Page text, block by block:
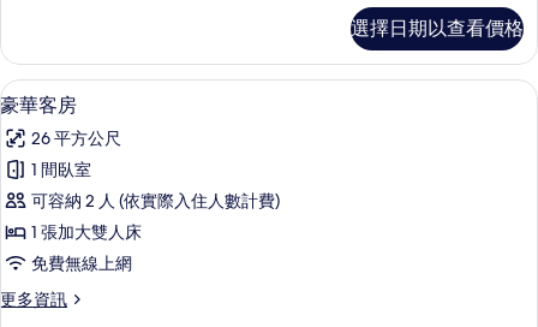
的
詳
情
選擇日期以查看價格
顯
示
豪
華
客
房
的
所
豪華客房 | 高級寢具、迷你吧、客房內
5
豪華客房
26 平方公尺
1 間臥室
可容納 2 人 (依實際入住人數計費)
1 張加大雙人床
免費無線上網
更多資訊
更